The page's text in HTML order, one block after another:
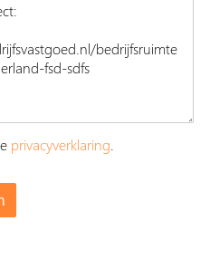
privacyverklaring